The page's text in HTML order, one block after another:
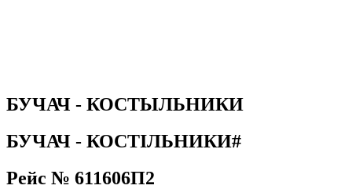
БУЧАЧ - КОСТЫЛЬНИКИ
БУЧАЧ - КОСТІЛЬНИКИ#
Рейс № 611606П2